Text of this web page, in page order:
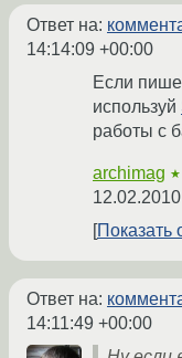
Ответ на:
14:14:09 +00:00
Если
используй
работы с
archimag
Показать
Ответ на:
14:11:49 +00:00